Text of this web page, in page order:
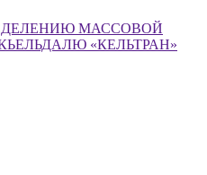
МАССОВОЙ
«КЕЛЬТРАН»